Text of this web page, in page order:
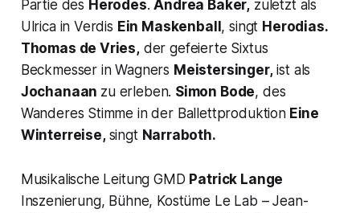
Partie des Herodes.Andrea Baker, zuletzt als
Ulrica in Verdis Ein Maskenball, singt Herodias.
Thomas de Vries,der gefeierte Sixtus
Beckmesser in Wagners Meistersinger,ist als
Jochanaan zu erleben. Simon Bode, des
Wanderes Stimme in der BallettproduktionEine
Winterreise, singt Narraboth.
Musikalische Leitung GMD Patrick Lange
Inszenierung, Bühne, Kostüme Le Lab – Jean-